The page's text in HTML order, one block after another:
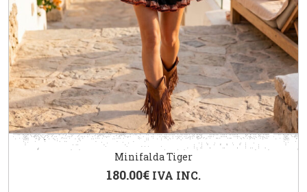
Minifalda Tiger
180.00€ IVA INC.